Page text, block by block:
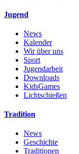
Jugend
News
Kalender
Wir über uns
Sport
Jugendarbeit
Downloads
KidsGames
Lichtschießen
Tradition
News
Geschichte
Traditionen